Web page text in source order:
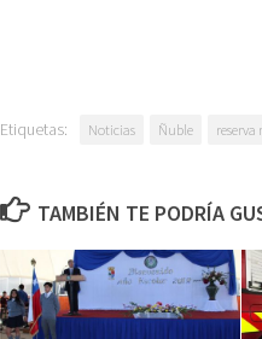
Etiquetas: Noticias Ñuble
TAMBIÉN TE PODRÍA